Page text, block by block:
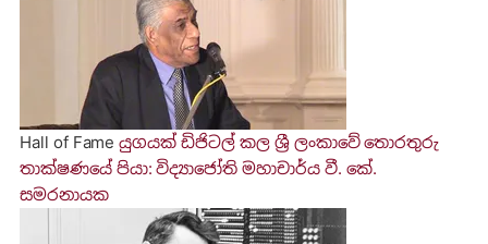
Hall of Fame යුගයක් ඩිජිටල් කල ශ්‍රී ලංකාවේ තොරතුරු
තාක්ෂණයේ පියා: විද්‍යාජෝති මහාචාර්ය වී. කේ.
සමරනායක